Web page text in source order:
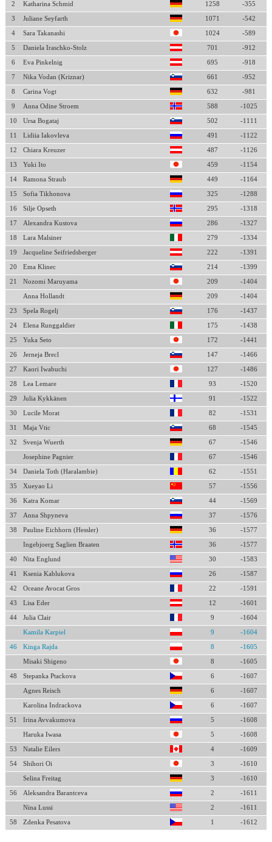
2 Katharina Schmid 1258 -355
3 Juliane Seyfarth 1071 -542
4 Sara Takanashi 1024 -589
5 Daniela Iraschko-Stolz 701 -912
6 Eva Pinkelnig 695 -918
7 Nika Vodan (Kriznar) 661 -952
8 Carina Vogt 632 -981
9 Anna Odine Stroem 588 -1025
10 Ursa Bogataj 502 -1111
11 Lidiia Iakovleva 491 -1122
12 Chiara Kreuzer 487 -1126
13 Yuki Ito 459 -1154
14 Ramona Straub 449 -1164
15 Sofia Tikhonova 325 -1288
16 Silje Opseth 295 -1318
17 Alexandra Kustova 286 -1327
18 Lara Malsiner 279 -1334
19 Jacqueline Seifriedsberger 222 -1391
20 Ema Klinec 214 -1399
21 Nozomi Maruyama 209 -1404
Anna Hollandt 209 -1404
23 Spela Rogelj 176 -1437
24 Elena Runggaldier 175 -1438
25 Yuka Seto 172 -1441
26 Jerneja Brecl 147 -1466
27 Kaori Iwabuchi 127 -1486
28 Lea Lemare 93 -1520
29 Julia Kykkänen 91 -1522
30 Lucile Morat 82 -1531
31 Maja Vtic 68 -1545
32 Svenja Wuerth 67 -1546
Josephine Pagnier 67 -1546
34 Daniela Toth (Haralambie) 62 -1551
35 Xueyao Li 57 -1556
36 Katra Komar 44 -1569
37 Anna Shpyneva 37 -1576
38 Pauline Eichhorn (Hessler) 36 -1577
Ingebjoerg Saglien Braaten 36 -1577
40 Nita Englund 30 -1583
41 Ksenia Kablukova 26 -1587
42 Oceane Avocat Gros 22 -1591
43 Lisa Eder 12 -1601
44 Julia Clair 9 -1604
Kamila Karpiel 9 -1604
46 Kinga Rajda 8 -1605
Misaki Shigeno 8 -1605
48 Stepanka Ptackova 6 -1607
Agnes Reisch 6 -1607
Karolina Indrackova 6 -1607
51 Irina Avvakumova 5 -1608
Haruka Iwasa 5 -1608
53 Natalie Eilers 4 -1609
54 Shihori Oi 3 -1610
Selina Freitag 3 -1610
56 Aleksandra Barantceva 2 -1611
Nina Lussi 2 -1611
58 Zdenka Pesatova 1 -1612